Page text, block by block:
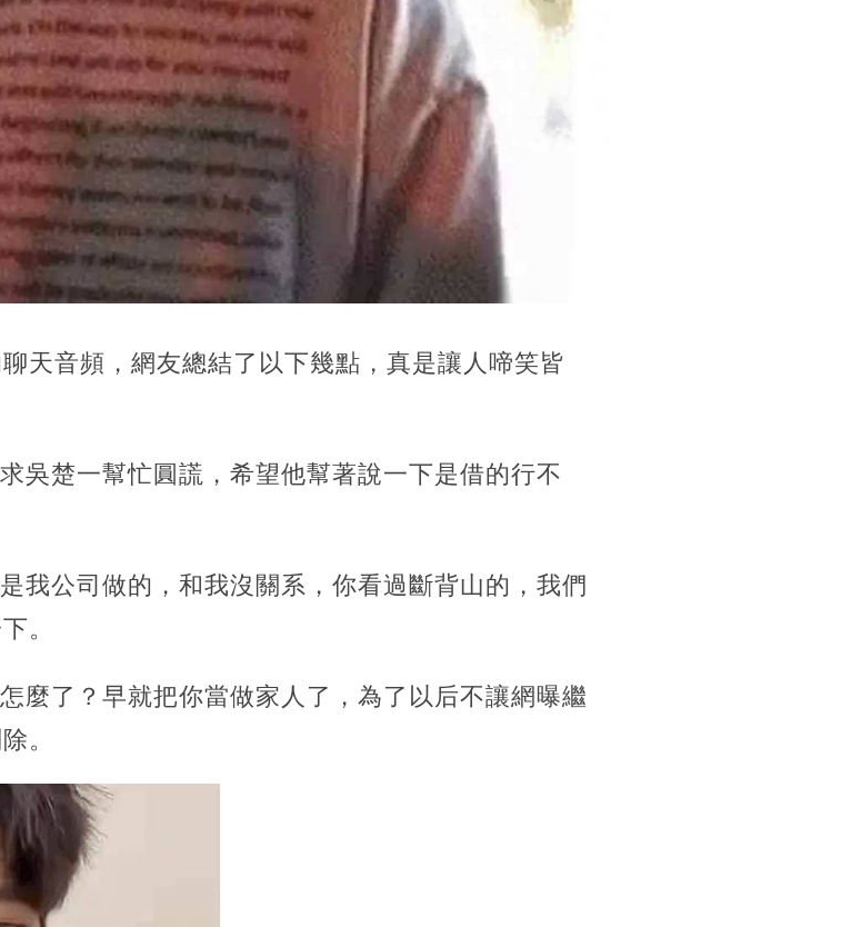
天音頻，網友總結了以下幾點，真是讓人啼笑皆
吳楚一幫忙圓謊，希望他幫著說一下是借的行不
我公司做的，和我沒關系，你看過斷背山的，我們
。
麼了？早就把你當做家人了，為了以后不讓網曝繼
。